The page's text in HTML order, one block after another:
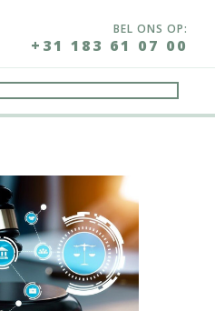
BEL ONS OP:
+31 183 61 07 00